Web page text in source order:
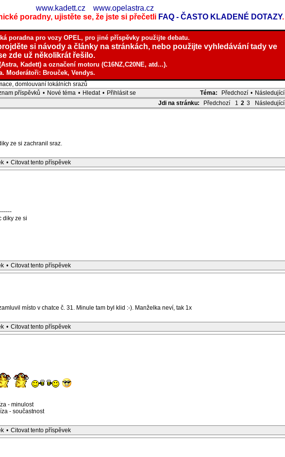
www.kadett.cz
www.opelastra.cz
poradny, ujistěte se, že jste si přečetli FAQ - ČASTO KLADENÉ DOTAZY.
poradna pro vozy OPEL, pro jiné příspěvky použijte debatu.
si návody a články na stránkách, nebo použijte vyhledávání tady ve
zde už několikrát řešilo.
Kadett) a označení motoru (C16NZ,C20NE, atd...).
Moderátoři: Brouček, Vendys.
domlouvaní lokálních srazů
Téma:
Předchozí • Následující
příspěvků • Nové téma • Hledat • Přihlásit se
Jdi na stránku:
Předchozí 1 2 3 Následující
ze si zachranil sraz.
• Citovat tento příspěvek
diky ze si
• Citovat tento příspěvek
místo v chatce č. 31. Minule tam byl klid :-). Manželka neví, tak 1x
• Citovat tento příspěvek
- minulost
- součastnost
• Citovat tento příspěvek